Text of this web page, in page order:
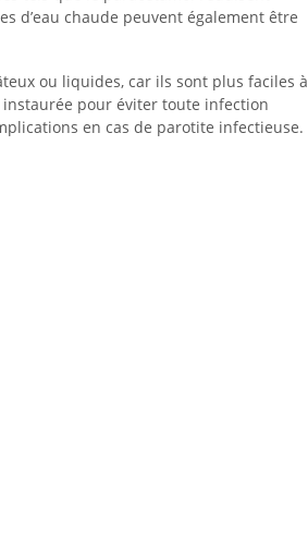
d’eau chaude peuvent également être
ou liquides, car ils sont plus faciles à
pour éviter toute infection
en cas de parotite infectieuse.